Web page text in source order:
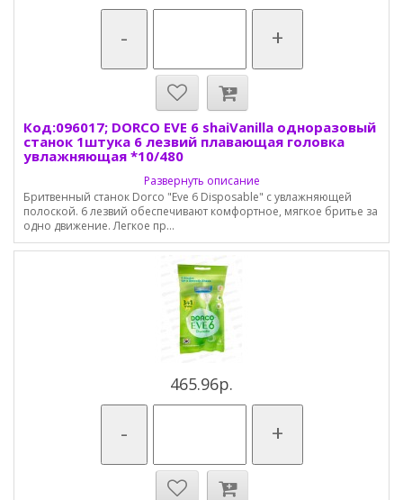
- +
Код:096017; DORCO EVE 6 shaiVanilla одноразовый
станок 1штука 6 лезвий плавающая головка
увлажняющая *10/480
Развернуть описание
Бритвенный станок Dorco "Eve 6 Disposable" с увлажняющей
полоской. 6 лезвий обеспечивают комфортное, мягкое бритье за
одно движение. Легкое пр...
465.96р.
- +